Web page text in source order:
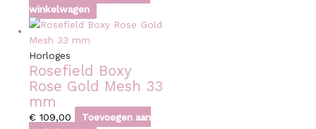
winkelwagen
Horloges
Rosefield Boxy
Rose Gold Mesh 33
mm
€ 109,00
Toevoegen aan